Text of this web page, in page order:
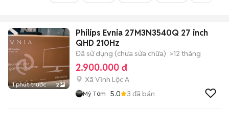
1 phút trước 2
Philips Evnia 27M3N3540Q 27 inch
QHD 210Hz
Đã sử dụng (chưa sửa chữa) >12 tháng
2.900.000 đ
Xã Vĩnh Lộc A
Mỳ Tôm 5.0 3 đã bán